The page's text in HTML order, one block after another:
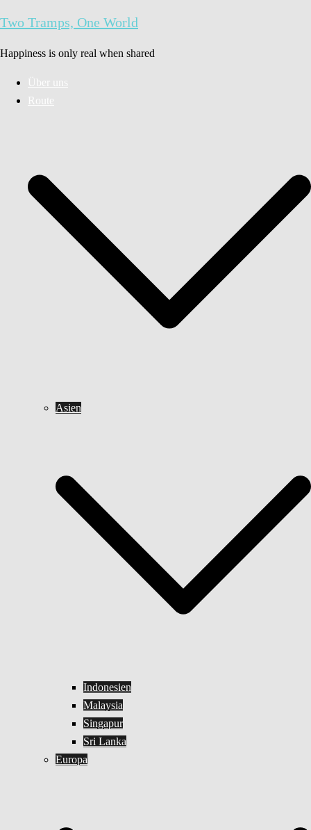
Inhalt
Two Tramps, One World
Happiness is only real when shared
Über uns
Route
Asien
Indonesien
Malaysia
Singapur
Sri Lanka
Europa